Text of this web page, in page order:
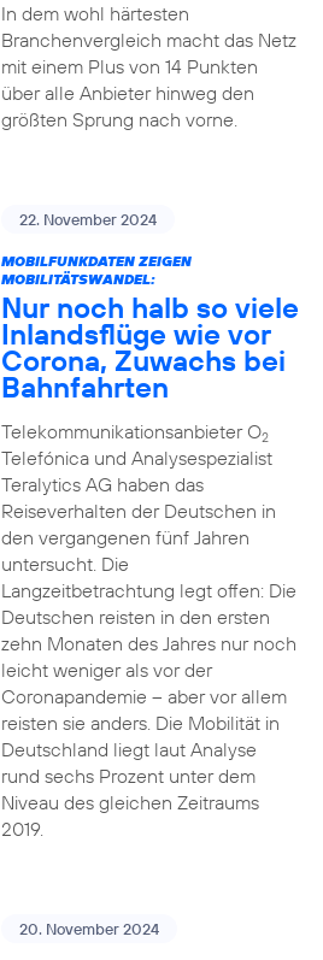
In dem wohl härtesten
Branchenvergleich macht das Netz
mit einem Plus von 14 Punkten
über alle Anbieter hinweg den
größten Sprung nach vorne.
22. November 2024
MOBILFUNKDATEN ZEIGEN
MOBILITÄTSWANDEL:
Nur noch halb so viele
Inlandsflüge wie vor
Corona, Zuwachs bei
Bahnfahrten
Telekommunikationsanbieter O2
Telefónica und Analysespezialist
Teralytics AG haben das
Reiseverhalten der Deutschen in
den vergangenen fünf Jahren
untersucht. Die
Langzeitbetrachtung legt offen: Die
Deutschen reisten in den ersten
zehn Monaten des Jahres nur noch
leicht weniger als vor der
Coronapandemie – aber vor allem
reisten sie anders. Die Mobilität in
Deutschland liegt laut Analyse
rund sechs Prozent unter dem
Niveau des gleichen Zeitraums
2019.
20. November 2024